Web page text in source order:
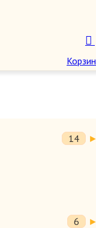
Сб-Вс 12:00 -
14
6